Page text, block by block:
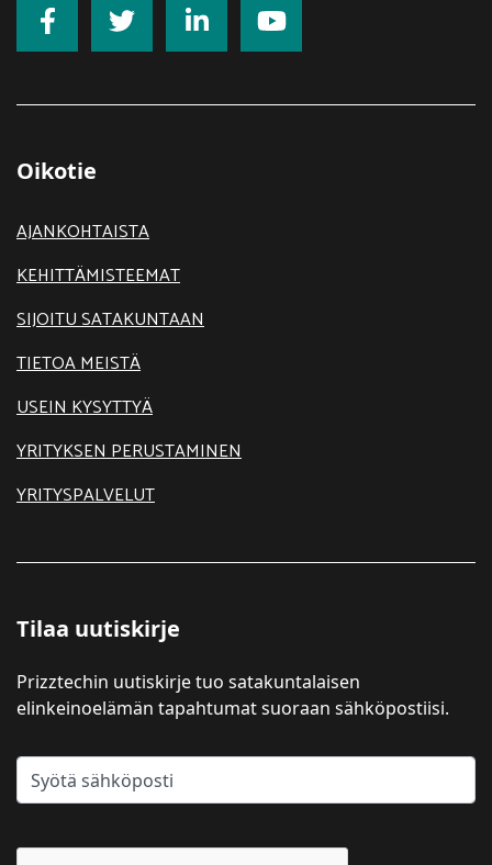
Oikotie
AJANKOHTAISTA
KEHITTÄMISTEEMAT
SIJOITU SATAKUNTAAN
TIETOA MEISTÄ
USEIN KYSYTTYÄ
YRITYKSEN PERUSTAMINEN
YRITYSPALVELUT
Tilaa uutiskirje
Prizztechin uutiskirje tuo satakuntalaisen
elinkeinoelämän tapahtumat suoraan sähköpostiisi.